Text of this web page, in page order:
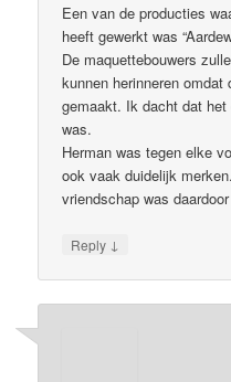
Een van de producties
heeft gewerkt was
De maquettebouwers
kunnen herinneren omdat
gemaakt. Ik dacht dat
was.
Herman was tegen elke
ook vaak duidelijk
vriendschap was
Reply ↓